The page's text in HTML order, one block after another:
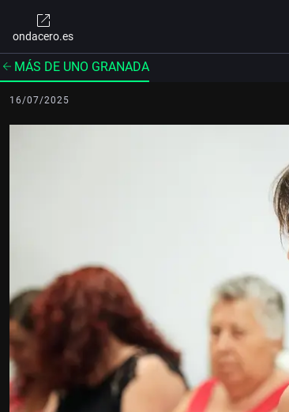
ondacero.es
MÁS DE UNO GRANADA
16/07/2025